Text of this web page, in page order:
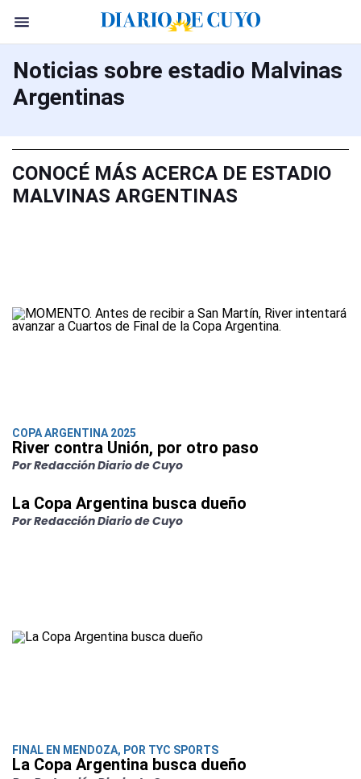
Noticias sobre estadio Malvinas
Argentinas
CONOCÉ MÁS ACERCA DE ESTADIO
MALVINAS ARGENTINAS
COPA ARGENTINA 2025
River contra Unión, por otro paso
Por Redacción Diario de Cuyo
La Copa Argentina busca dueño
Por Redacción Diario de Cuyo
FINAL EN MENDOZA, POR TYC SPORTS
La Copa Argentina busca dueño